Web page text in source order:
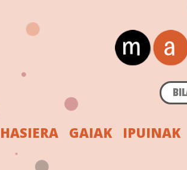
HASIERA GAIAK IPUINAK